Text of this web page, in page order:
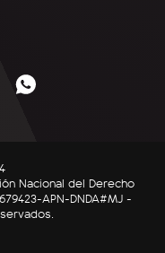
Nacional del Derecho
APN-DNDA#MJ -